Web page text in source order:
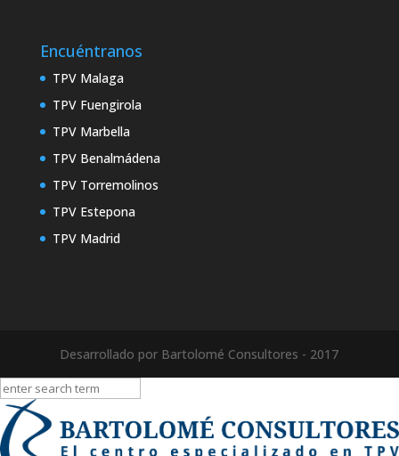
Encuéntranos
TPV Malaga
TPV Fuengirola
TPV Marbella
TPV Benalmádena
TPV Torremolinos
TPV Estepona
TPV Madrid
Desarrollado por Bartolomé Consultores - 2017